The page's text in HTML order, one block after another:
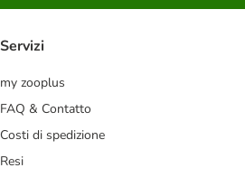
Servizi
my zooplus
FAQ & Contatto
Costi di spedizione
Resi